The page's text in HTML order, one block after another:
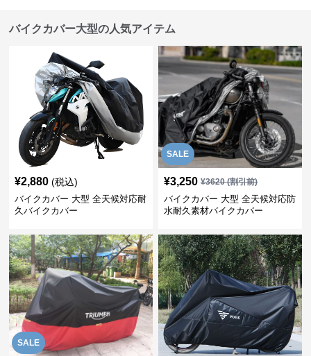
バイクカバー大型の人気アイテム
¥2,880 (税込)
バイクカバー 大型 全天候対応耐
久バイクカバー
SALE
¥3,250 ¥3620(割引前)
バイクカバー 大型 全天候対応防
水耐久素材バイクカバー
SALE